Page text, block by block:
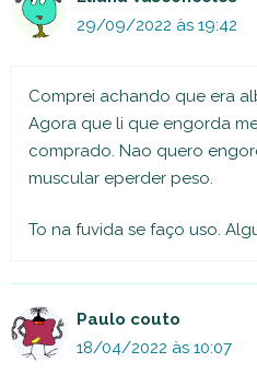
29/09/2022 às 19:42
Comprei achando que era
Agora que li que engorda
comprado. Nao quero
muscular eperder peso.
To na fuvida se faço uso.
Paulo couto
18/04/2022 às 10:07